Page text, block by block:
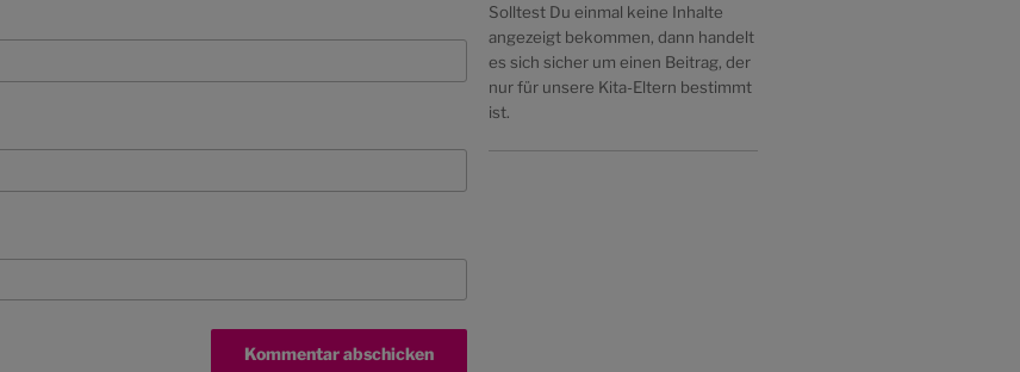
Solltest Du einmal keine Inhalte
angezeigt bekommen, dann handelt
es sich sicher um einen Beitrag, der
nur für unsere Kita-Eltern bestimmt
ist.